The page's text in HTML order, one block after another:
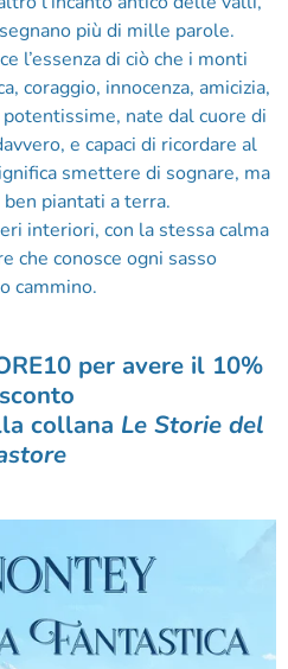
più di mille parole.
l’essenza di ciò che i monti
coraggio, innocenza, amicizia,
nate dal cuore di
e capaci di ricordare al
smettere di sognare, ma
piantati a terra.
interiori, con la stessa calma
che conosce ogni sasso
cammino.
per avere il 10%
collana Le Storie del